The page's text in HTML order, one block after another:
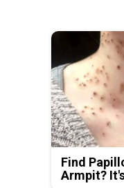
Find
Armpit?